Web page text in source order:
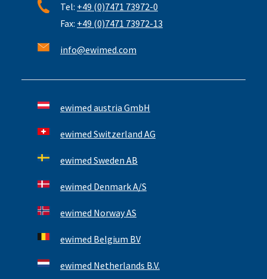
Tel: +49 (0)7471 73972-0
Fax: +49 (0)7471 73972-13
info@ewimed.com
ewimed austria GmbH
ewimed Switzerland AG
ewimed Sweden AB
ewimed Denmark A/S
ewimed Norway AS
ewimed Belgium BV
ewimed Netherlands B.V.